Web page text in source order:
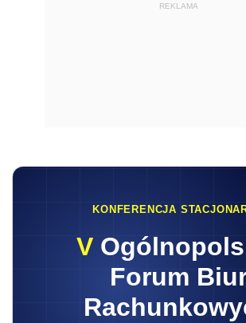
REKLAMA
KONFERENCJA
V
Forum